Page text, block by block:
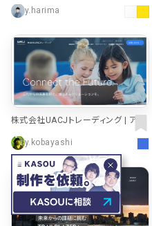
y.harima
株式会社UACJトレーディング | アル
ミ・銅素材を通じてモノづくりに貢献
y.kobayashi